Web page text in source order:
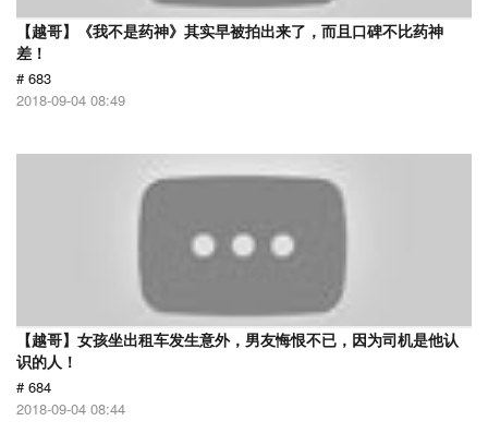
【越哥】《我不是药神》其实早被拍出来了，而且口碑不比药神
差！
# 683
2018-09-04 08:49
【越哥】女孩坐出租车发生意外，男友悔恨不已，因为司机是他认
识的人！
# 684
2018-09-04 08:44